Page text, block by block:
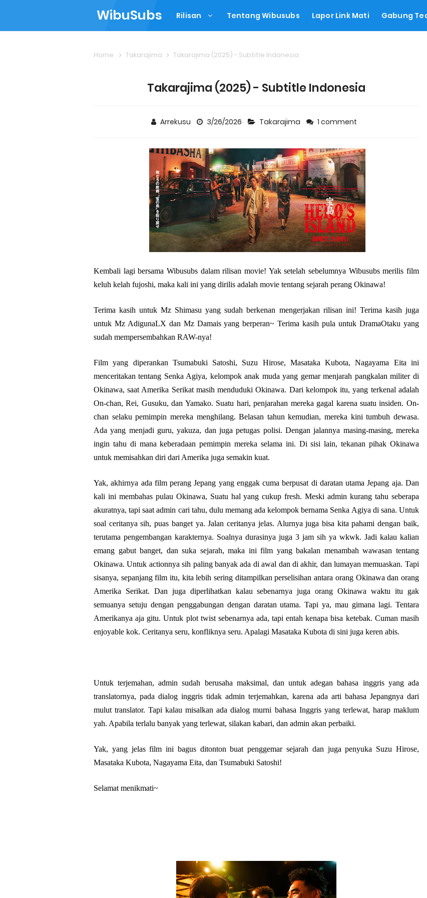
WibuSubs Rilisan Tentang Wibusubs Lapor Link Mati Gabung
Home Takarajima Takarajima (2025) - Subtitle Indonesia
Takarajima (2025) - Subtitle Indonesia
Arrekusu 3/26/2026 Takarajima 1 comment
Kembali lagi bersama Wibusubs dalam rilisan movie! Yak setelah sebelumnya Wibusubs merilis film
keluh kelah fujoshi, maka kali ini yang dirilis adalah movie tentang sejarah perang Okinawa!
Terima kasih untuk Mz Shimasu yang sudah berkenan mengerjakan rilisan ini! Terima kasih juga
untuk Mz AdigunaLX dan Mz Damais yang berperan~ Terima kasih pula untuk DramaOtaku yang
sudah mempersembahkan RAW-nya!
Film yang diperankan Tsumabuki Satoshi, Suzu Hirose, Masataka Kubota, Nagayama Eita ini
menceritakan tentang Senka Agiya, kelompok anak muda yang gemar menjarah pangkalan militer di
Okinawa, saat Amerika Serikat masih menduduki Okinawa. Dari kelompok itu, yang terkenal adalah
On-chan, Rei, Gusuku, dan Yamako. Suatu hari, penjarahan mereka gagal karena suatu insiden. On-
chan selaku pemimpin mereka menghilang. Belasan tahun kemudian, mereka kini tumbuh dewasa.
Ada yang menjadi guru, yakuza, dan juga petugas polisi. Dengan jalannya masing-masing, mereka
ingin tahu di mana keberadaan pemimpin mereka selama ini. Di sisi lain, tekanan pihak Okinawa
untuk memisahkan diri dari Amerika juga semakin kuat.
Yak, akhirnya ada film perang Jepang yang enggak cuma berpusat di daratan utama Jepang aja. Dan
kali ini membahas pulau Okinawa, Suatu hal yang cukup fresh. Meski admin kurang tahu seberapa
akuratnya, tapi saat admin cari tahu, dulu memang ada kelompok bernama Senka Agiya di sana. Untuk
soal ceritanya sih, puas banget ya. Jalan ceritanya jelas. Alurnya juga bisa kita pahami dengan baik,
terutama pengembangan karakternya. Soalnya durasinya juga 3 jam sih ya wkwk. Jadi kalau kalian
emang gabut banget, dan suka sejarah, maka ini film yang bakalan menambah wawasan tentang
Okinawa. Untuk actionnya sih paling banyak ada di awal dan di akhir, dan lumayan memuaskan. Tapi
sisanya, sepanjang film itu, kita lebih sering ditampilkan perselisihan antara orang Okinawa dan orang
Amerika Serikat. Dan juga diperlihatkan kalau sebenarnya juga orang Okinawa waktu itu gak
semuanya setuju dengan penggabungan dengan daratan utama. Tapi ya, mau gimana lagi. Tentara
Amerikanya aja gitu. Untuk plot twist sebenarnya ada, tapi entah kenapa bisa ketebak. Cuman masih
enjoyable kok. Ceritanya seru, konfliknya seru. Apalagi Masataka Kubota di sini juga keren abis.
Untuk terjemahan, admin sudah berusaha maksimal, dan untuk adegan bahasa inggris yang ada
translatornya, pada dialog inggris tidak admin terjemahkan, karena ada arti bahasa Jepangnya dari
mulut translator. Tapi kalau misalkan ada dialog murni bahasa Inggris yang terlewat, harap maklum
yah. Apabila terlalu banyak yang terlewat, silakan kabari, dan admin akan perbaiki.
Yak, yang jelas film ini bagus ditonton buat penggemar sejarah dan juga penyuka Suzu Hirose,
Masataka Kubota, Nagayama Eita, dan Tsumabuki Satoshi!
Selamat menikmati~